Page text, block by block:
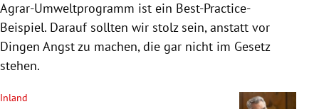
Agrar-Umweltprogramm ist ein Best-Practice-
Beispiel. Darauf sollten wir stolz sein, anstatt vor
Dingen Angst zu machen, die gar nicht im Gesetz
stehen.
Inland